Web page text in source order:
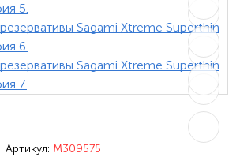
Артикул: M309575